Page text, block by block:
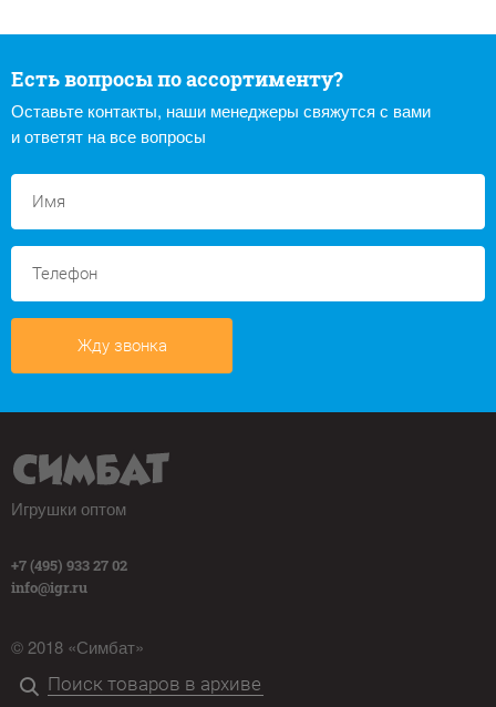
Есть вопросы по ассортименту?
Оставьте контакты, наши менеджеры свяжутся с вами
и ответят на все вопросы
Жду звонка
Игрушки оптом
+7 (495) 933 27 02
info@igr.ru
© 2018 «Симбат»